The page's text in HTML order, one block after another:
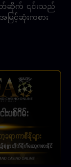
က်ဘ်ဆိုက် ၎င်းသည်
မြင့်ဆုံးကစား